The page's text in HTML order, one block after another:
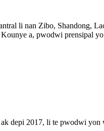
li nan Zibo, Shandong,
a, pwodwi prensipal
depi 2017, li te pwodwi